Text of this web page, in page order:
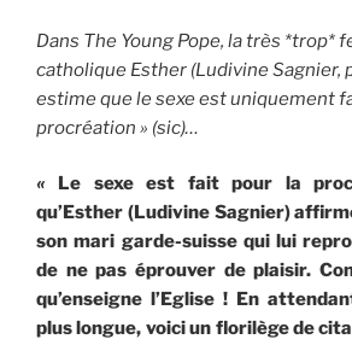
Dans The Young Pope, la très *trop*
catholique Esther (Ludivine Sagnier,
estime que le sexe est uniquement
procréation » (sic)…
« Le sexe est fait pour la
qu’Esther (Ludivine Sagnier)
son mari garde-suisse qui lui
de ne pas éprouver de plaisir.
qu’enseigne l’Eglise ! En
plus longue, voici un florilègede